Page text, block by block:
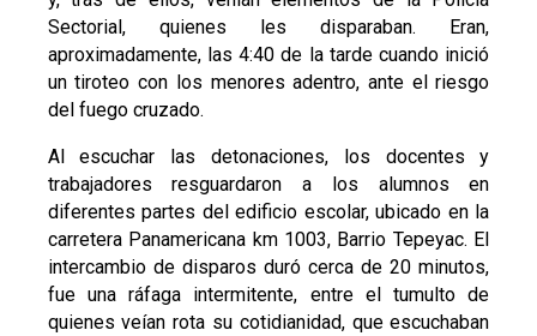
Sectorial, quienes les disparaban. Eran,
aproximadamente, las 4:40 de la tarde cuando inició
un tiroteo con los menores adentro, ante el riesgo
del fuego cruzado.
Al escuchar las detonaciones, los docentes y
trabajadores resguardaron a los alumnos en
diferentes partes del edificio escolar, ubicado en la
carretera Panamericana km 1003, Barrio Tepeyac. El
intercambio de disparos duró cerca de 20 minutos,
fue una ráfaga intermitente, entre el tumulto de
quienes veían rota su cotidianidad, que escuchaban